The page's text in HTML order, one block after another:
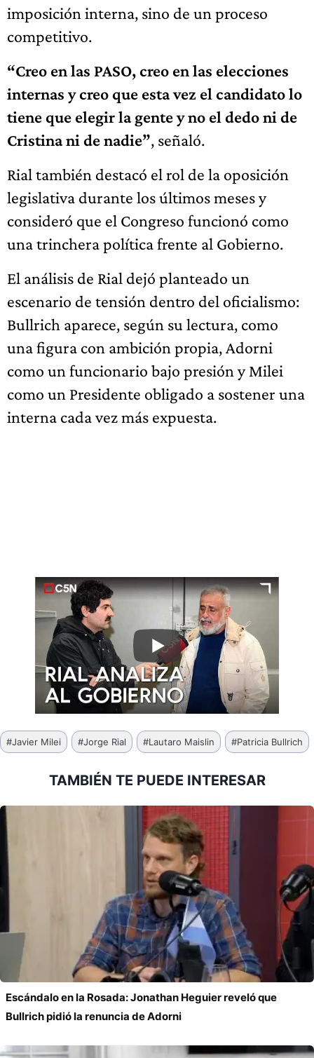
imposición interna, sino de un proceso
competitivo.
“Creo en las PASO, creo en las elecciones
internas y creo que esta vez el candidato lo
tiene que elegir la gente y no el dedo ni de
Cristina ni de nadie”, señaló.
Rial también destacó el rol de la oposición
legislativa durante los últimos meses y
consideró que el Congreso funcionó como
una trinchera política frente al Gobierno.
El análisis de Rial dejó planteado un
escenario de tensión dentro del oficialismo:
Bullrich aparece, según su lectura, como
una figura con ambición propia, Adorni
como un funcionario bajo presión y Milei
como un Presidente obligado a sostener una
interna cada vez más expuesta.
Etiquetas
de
#Javier Milei #Jorge Rial #Lautaro Maislin #Patricia Bullrich
TAMBIÉN TE PUEDE INTERESAR
Escándalo en la Rosada: Jonathan Heguier reveló que
Bullrich pidió la renuncia de Adorni